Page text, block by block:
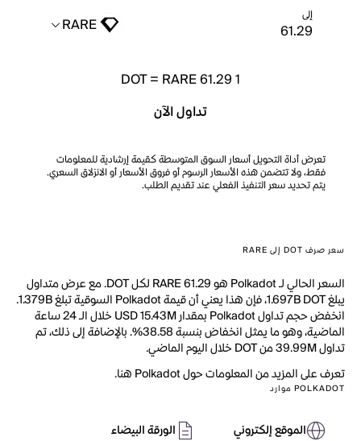
إلى RARE
1
DOT= RARE 61.29
تداول الآن
تعرض أداة التحويل أسعار السوق المتوسطة كقيمة إرشادية للمعلومات
فقط، ولا تتضمن هذه الأسعار الرسوم أو فروق الأسعار أو الانزلاق السعري.
يتم تحديد سعر التنفيذ الفعلي عند تقديم الطلب.
سعر صرف DOT إلى RARE
السعر الحالي لـ Polkadot هو RARE 61.29 لكل DOT. مع عرض متداول
يبلغ 1.697B DOT، فإن هذا يعني أن قيمة Polkadot السوقية تبلغ 1.379B.
انخفض حجم تداول Polkadot بمقدار USD 15.43M خلال الـ 24 ساعة
الماضية، وهو ما يمثل انخفاض بنسبة 38.58%. بالإضافة إلى ذلك، تم
تداول 39.99M من DOT خلال اليوم الماضي.
تعرف على المزيد من المعلومات حول Polkadot هنا.
POLKADOT موارد
الموقع إلكتروني
الورقة البيضاء